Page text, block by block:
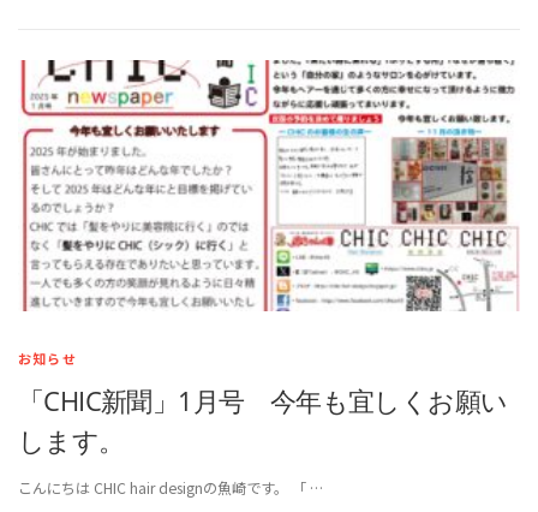
お知らせ
「CHIC新聞」1月号 今年も宜しくお願い
します。
こんにちは CHIC hair designの魚崎です。 「 …